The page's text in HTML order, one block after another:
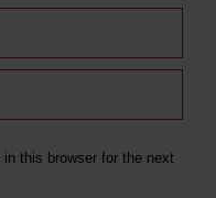
this browser for the next